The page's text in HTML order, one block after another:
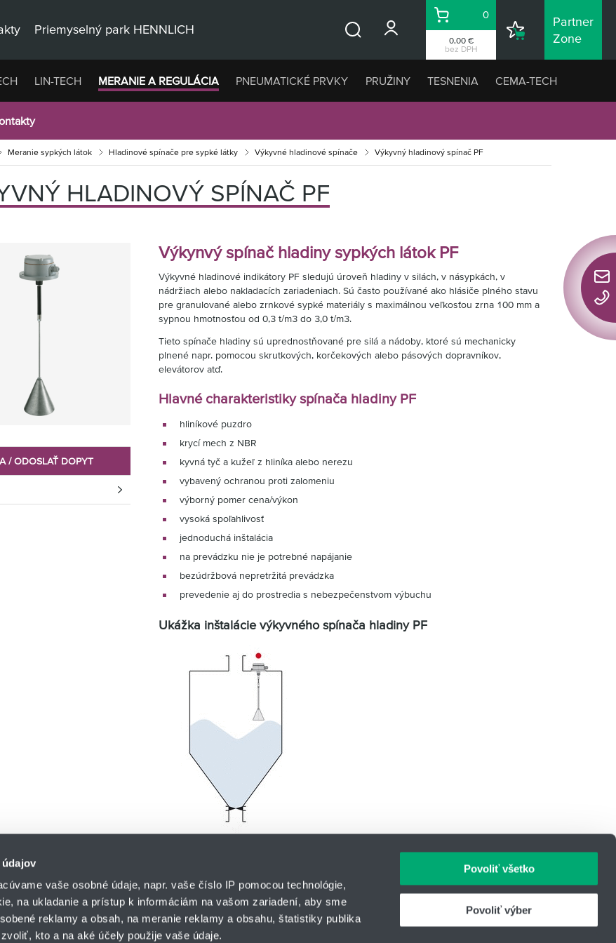
vaše osobné údaje, napr. vaše číslo IP pomocou technológie,
na ukladanie a prístup k informáciám na vašom zariadení, aby sme
reklamy a obsah, na meranie reklamy a obsahu, štatistiky publika
kto a na aké účely použije vaše údaje.
Povoliť všetko
Povoliť výber
Priemyselný park HENNLICH
0,00 €
bez DPH
Košík
0
Nákupný
Partner
Zone
LIN-TECH MERANIE A REGULÁCIA PNEUMATICKÉ PRVKY PRUŽINY TESNENIA CEMA-TECH
Meranie sypkých látok Hladinové spínače pre sypké látky Výkyvné hladinové spínače Výkyvný hladinový spínač PF
HLADINOVÝ SPÍNAČ PF
/ ODOSLAŤ DOPYT
Výkynvý spínač hladiny sypkých látok PF
Výkyvné hladinové indikátory PF sledujú úroveň hladiny v silách, v násypkách, v
nádržiach alebo nakladacích zariadeniach. Sú často používané ako hlásiče plného stavu
pre granulované alebo zrnkové sypké materiály s maximálnou veľkosťou zrna 100 mm a
sypnou hmotnosťou od 0,3 t/m3 do 3,0 t/m3.
Tieto spínače hladiny sú uprednostňované pre silá a nádoby, ktoré sú mechanicky
plnené napr. pomocou skrutkových, korčekových alebo pásových dopravníkov,
elevátorov atď.
Hlavné charakteristiky spínača hladiny PF
hliníkové puzdro
krycí mech z NBR
kyvná tyč a kužeľ z hliníka alebo nerezu
vybavený ochranou proti zalomeniu
výborný pomer cena/výkon
vysoká spoľahlivosť
jednoduchá inštalácia
na prevádzku nie je potrebné napájanie
bezúdržbová nepretržitá prevádzka
prevedenie aj do prostredia s nebezpečenstvom výbuchu
Ukážka inštalácie výkyvného spínača hladiny PF
HENNLICH s.r.o.
IČO: 31344500